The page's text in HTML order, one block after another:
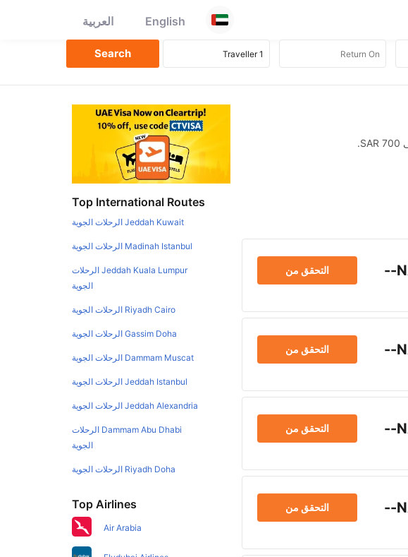
English العربية
التحقق من
التحقق من
التحقق من
التحقق من
Top International Routes
Jeddah Kuwait الرحلات الجوية
Madinah Istanbul الرحلات الجوية
Jeddah Kuala Lumpur الرحلات
الجوية
Riyadh Cairo الرحلات الجوية
Gassim Doha الرحلات الجوية
Dammam Muscat الرحلات الجوية
Jeddah Istanbul الرحلات الجوية
Jeddah Alexandria الرحلات الجوية
Dammam Abu Dhabi الرحلات
الجوية
Riyadh Doha الرحلات الجوية
Top Airlines
Air Arabia